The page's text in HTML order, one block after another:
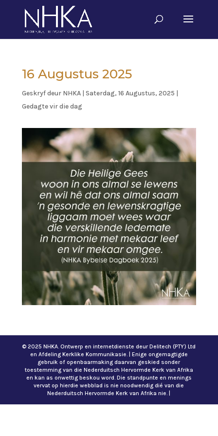
16 Augustus 2025
Geskryf deur NHKA| Saterdag, 16 Augustus, 2025 |
Gedagte vir die dag
© 2025 NHKA. Ontwerp en internetdienste deur Delitech (PTY) Ltd
en Afdeling Kerklike Kommunikasie. | Enige ongemagtigde
gebruik of openbaarmaking daarvan geskied sonder
toestemming van die Nederduitsch Hervormde Kerk van Afrika
en kan as onwettig beskou word. Die standpunte en menings
vervat op hierdie webblad is nie noodwendig dié van die
Nederduitsch Hervormde Kerk van Afrika nie. |